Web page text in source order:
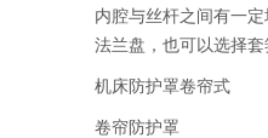
内腔与丝杆之间有一
法兰盘，也可以选择
机床防护罩卷帘式
卷帘防护罩